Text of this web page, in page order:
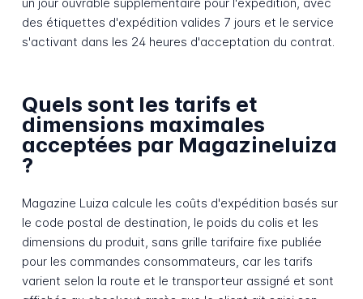
des étiquettes d'expédition valides 7 jours et le service
s'activant dans les 24 heures d'acceptation du contrat.
Quels sont les tarifs et
dimensions maximales
acceptées par Magazineluiza
?
Magazine Luiza calcule les coûts d'expédition basés sur
le code postal de destination, le poids du colis et les
dimensions du produit, sans grille tarifaire fixe publiée
pour les commandes consommateurs, car les tarifs
varient selon la route et le transporteur assigné et sont